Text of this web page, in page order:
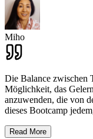
Miho
Die Balance zwischen
Möglichkeit, das
anzuwenden, die von
dieses Bootcamp
Read More